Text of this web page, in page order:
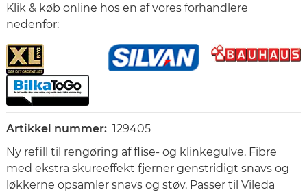
Klik & køb online hos en af vores forhandlere
nedenfor:
Artikkel nummer: 129405
Ny refill til rengøring af flise- og klinkegulve. Fibre
med ekstra skureeffekt fjerner genstridigt snavs og
løkkerne opsamler snavs og støv. Passer til Vileda